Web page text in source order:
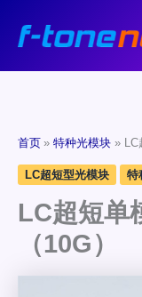
首页 特种光模块
LC超短型光模块 特
LC超短单
（10G）